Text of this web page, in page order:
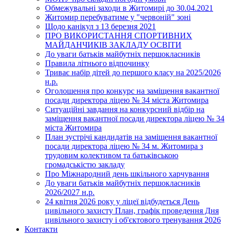
Обмежувальні заходи в Житомирі до 30.04.2021
Житомир перебуватиме у "червоній" зоні
Щодо канікул з 13 березня 2021
ПРО ВИКОРИСТАННЯ СПОРТИВНИХ
МАЙДАНЧИКІВ ЗАКЛАДУ ОСВІТИ
До уваги батьків майбутніх першокласників
Правила літнього відпочинку
Триває набір дітей до першого класу на 2025/2026
н.р.
Оголошення про конкурс на заміщення вакантної
посади директора ліцею № 34 міста Житомира
Ситуаційні завдання на конкурсний відбір на
заміщення вакантної посади директора ліцею № 34
міста Житомира
План зустрічі кандидатів на заміщення вакантної
посади директора ліцею № 34 м. Житомира з
трудовим колективом та батьківською
громадськістю закладу
Про Міжнародний день шкільного харчування
До уваги батьків майбутніх першокласників
2026/2027 н.р.
24 квітня 2026 року у ліцеї відбудеться День
цивільного захисту План, графік проведення Дня
цивільного захисту і об'єктового тренування 2026
Контакти